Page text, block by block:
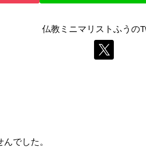
仏教ミニマリストふうの
でした。